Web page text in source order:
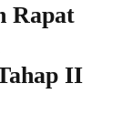
Rapat
II